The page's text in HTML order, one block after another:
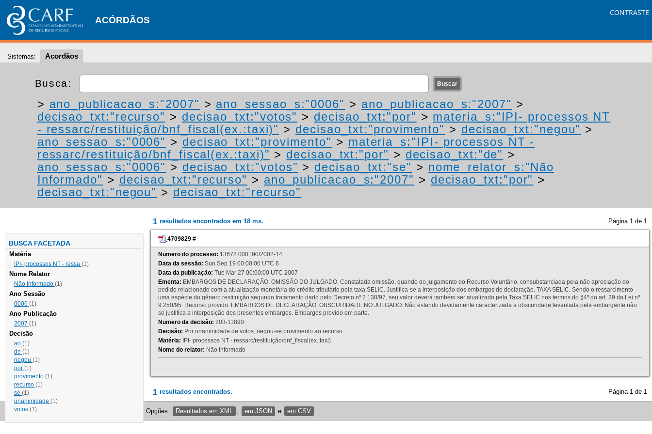
ACÓRDÃOS
CONTRASTE
Sistemas: Acordãos
Busca:
> ano_publicacao_s:"2007" > ano_sessao_s:"0006" > ano_publicacao_s:"2007" >
decisao_txt:"recurso" > decisao_txt:"votos" > decisao_txt:"por" > materia_s:"IPI- processos NT
- ressarc/restituição/bnf_fiscal(ex.:taxi)" > decisao_txt:"provimento" > decisao_txt:"negou" >
ano_sessao_s:"0006" > decisao_txt:"provimento" > materia_s:"IPI- processos NT -
ressarc/restituição/bnf_fiscal(ex.:taxi)" > decisao_txt:"por" > decisao_txt:"de" >
ano_sessao_s:"0006" > decisao_txt:"votos" > decisao_txt:"se" > nome_relator_s:"Não
Informado" > decisao_txt:"recurso" > ano_publicacao_s:"2007" > decisao_txt:"por" >
decisao_txt:"negou" > decisao_txt:"recurso"
BUSCA FACETADA
Matéria
IPI- processos NT - ressa (1)
Nome Relator
Não Informado (1)
Ano Sessão
0006 (1)
Ano Publicação
2007 (1)
Decisão
ao (1)
de (1)
negou (1)
por (1)
provimento (1)
recurso (1)
se (1)
unanimidade (1)
votos (1)
1 resultados encontrados em 18 ms. Página 1 de 1
4709829 #
Numero do processo: 13678.000190/2002-14
Data da sessão: Sun Sep 19 00:00:00 UTC 6
Data da publicação: Tue Mar 27 00:00:00 UTC 2007
Ementa: EMBARGOS DE DECLARAÇÃO. OMISSÃO DO JULGADO. Constatada omissão, quando do julgamento do Recurso Voluntário, consubstanciada pela não apreciação do
pedido relacionado com a atualização monetária do crédito tributário pela taxa SELIC. Justifica-se a interposição dos embargos de declaração. TAXA SELIC. Sendo o ressarcimento
uma espécie do gênero restituição segundo tratamento dado pelo Decreto nº 2.138/97, seu valor deverá também ser atualizado pela Taxa SELIC nos termos do §4º do art. 39 da Lei nº
9.250/95. Recurso provido. EMBARGOS DE DECLARAÇÃO. OBSCURIDADE NO JULGADO. Não estando devidamente caracterizada a obscuridade levantada pela embargante não
se justifica a interposição dos presentes embargos. Embargos provido em parte.
Numero da decisão: 203-11890
Decisão: Por unanimidade de votos, negou-se provimento ao recurso.
Matéria: IPI- processos NT - ressarc/restituição/bnf_fiscal(ex.:taxi)
Nome do relator: Não Informado
1 resultados encontrados. Página 1 de 1
Opções: Resultados em XML em JSON e em CSV